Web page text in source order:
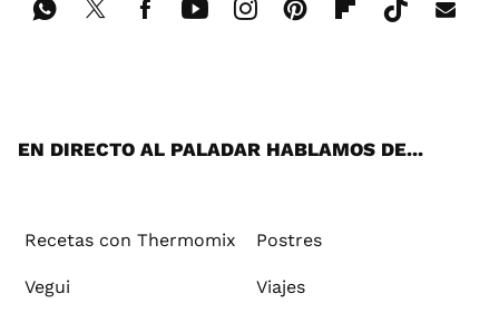
EN DIRECTO AL PALADAR HABLAMOS DE...
Recetas con Thermomix Postres
Vegui Viajes